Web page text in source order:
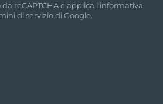
reCAPTCHA e applica l'informativa
di serviziodi Google.